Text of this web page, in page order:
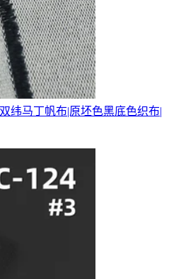
纬马丁帆布|原坯色黑底色织布|